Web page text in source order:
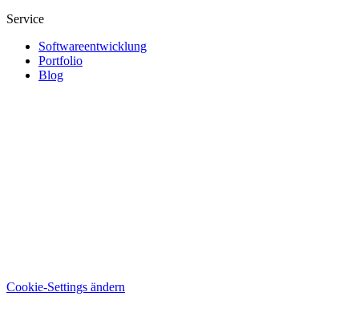
Service
Softwareentwicklung
Portfolio
Blog
Cookie-Settings ändern